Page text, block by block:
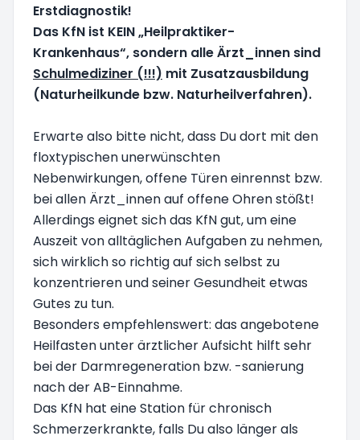
Erstdiagnostik!
Das KfN ist KEIN „Heilpraktiker-
Krankenhaus“, sondern alle Ärzt_innen sind
Schulmediziner (!!!) mit Zusatzausbildung
(Naturheilkunde bzw. Naturheilverfahren).
Erwarte also bitte nicht, dass Du dort mit den
floxtypischen unerwünschten
Nebenwirkungen, offene Türen einrennst bzw.
bei allen Ärzt_innen auf offene Ohren stößt!
Allerdings eignet sich das KfN gut, um eine
Auszeit von alltäglichen Aufgaben zu nehmen,
sich wirklich so richtig auf sich selbst zu
konzentrieren und seiner Gesundheit etwas
Gutes zu tun.
Besonders empfehlenswert: das angebotene
Heilfasten unter ärztlicher Aufsicht hilft sehr
bei der Darmregeneration bzw. -sanierung
nach der AB-Einnahme.
Das KfN hat eine Station für chronisch
Schmerzerkrankte, falls Du also länger als